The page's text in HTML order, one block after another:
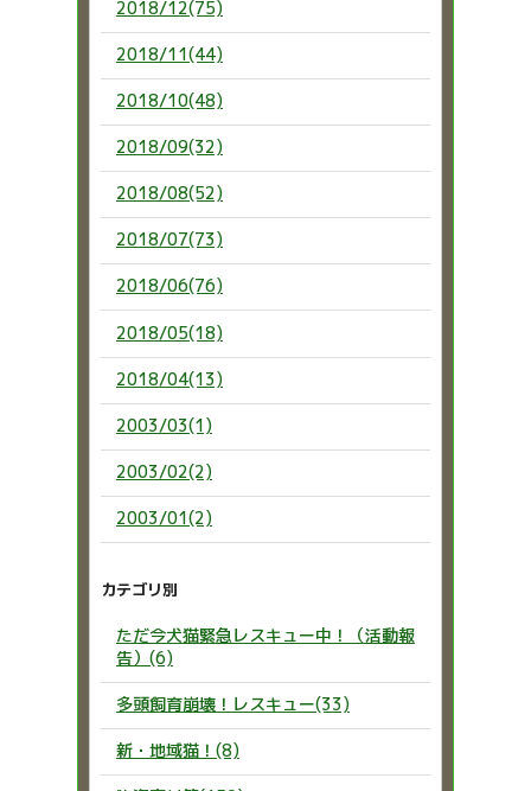
2018/12(75)
2018/11(44)
2018/10(48)
2018/09(32)
2018/08(52)
2018/07(73)
2018/06(76)
2018/05(18)
2018/04(13)
2003/03(1)
2003/02(2)
2003/01(2)
カテゴリ別
ただ今犬猫緊急レスキュー中！（活動報
告）(6)
多頭飼育崩壊！レスキュー(33)
新・地域猫！(8)